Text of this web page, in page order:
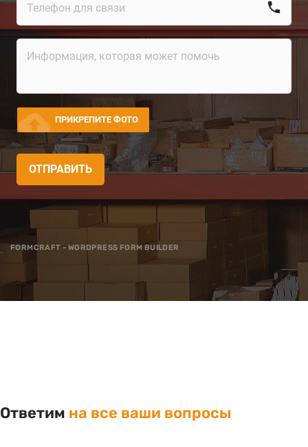
call
cloud_upload ПРИКРЕПИТЕ ФОТО
ОТПРАВИТЬ
FORMCRAFT - WORDPRESS FORM BUILDER
Ответим на все ваши вопросы